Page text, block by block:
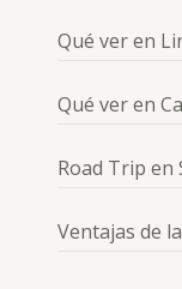
Qué ver en
Qué ver en
Road Trip en
Ventajas de